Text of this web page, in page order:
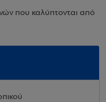
που καλύπτονται από